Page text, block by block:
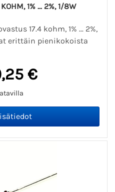
1% ... 2%, 1/8W
17.4 kohm, 1% ... 2%,
erittäin pienikokoista
€